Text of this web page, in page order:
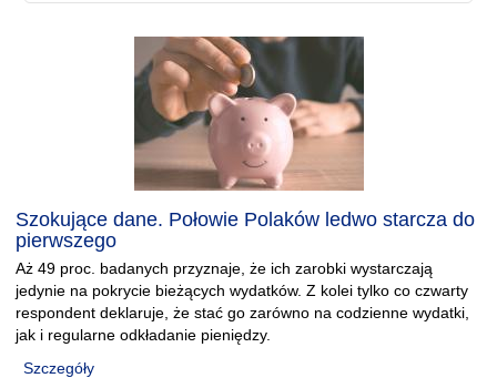
Szokujące dane. Połowie Polaków ledwo starcza do
pierwszego
Aż 49 proc. badanych przyznaje, że ich zarobki wystarczają
jedynie na pokrycie bieżących wydatków. Z kolei tylko co czwarty
respondent deklaruje, że stać go zarówno na codzienne wydatki,
jak i regularne odkładanie pieniędzy.
Szczegóły